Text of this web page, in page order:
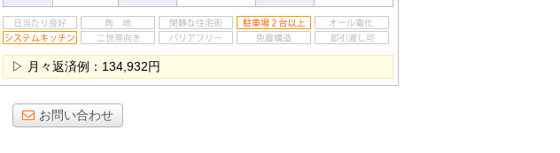
▷ 月々返済例：134,932円
お問い合わせ